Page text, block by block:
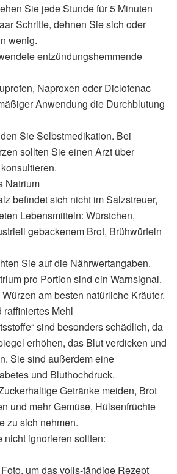
Sie jede Stunde für 5 Minuten
Schritte, dehnen Sie sich oder
wenig.
entzündungshemmende
Naproxen oder Diclofenac
Anwendung die Durchblutung
Sie Selbstmedikation. Bei
sollten Sie einen Arzt über
Natrium
befindet sich nicht im Salzstreuer,
Lebensmitteln: Würstchen,
gebackenem Brot, Brühwürfeln
Sie auf die Nährwertangaben.
pro Portion sind ein Warnsignal.
am besten natürliche Kräuter.
raffiniertes Mehl
sind besonders schädlich, da
erhöhen, das Blut verdicken und
Sie sind außerdem eine
und Bluthochdruck.
Getränke meiden, Brot
und mehr Gemüse, Hülsenfrüchte
zu sich nehmen.
nicht ignorieren sollten:
um das volls-tändige Rezept